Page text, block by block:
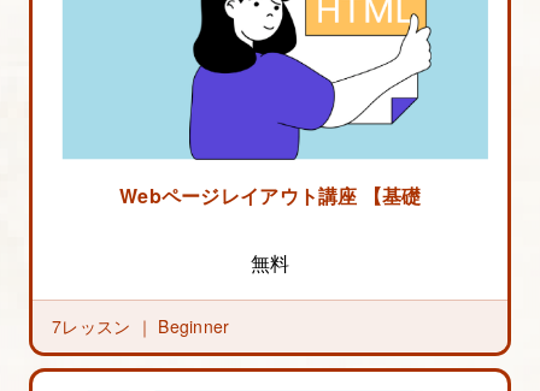
Webページレイアウト講座 【基礎編】
無料
7レッスン ｜ Beginner